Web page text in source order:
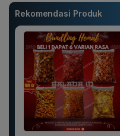
Rekomendasi Produk